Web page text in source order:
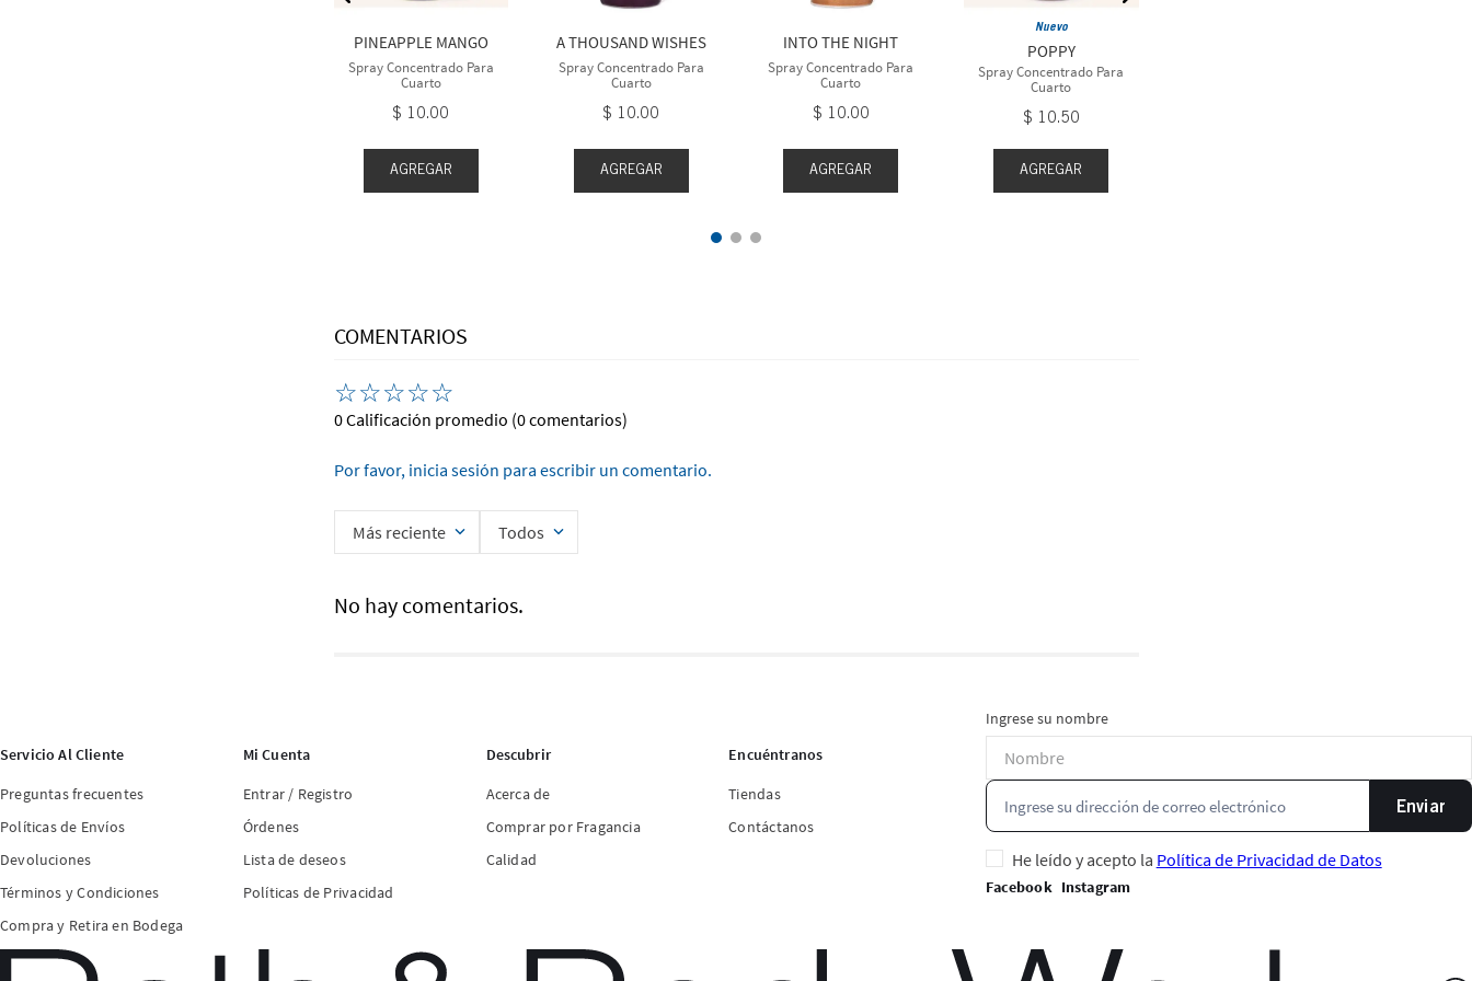
PINEAPPLE MANGO
Spray Concentrado Para
Cuarto
$ 10.00
AGREGAR
A THOUSAND WISHES
Spray Concentrado Para
Cuarto
$ 10.00
AGREGAR
INTO THE NIGHT
Spray Concentrado Para
Cuarto
$ 10.00
AGREGAR
Nuevo
POPPY
Spray Concentrado Para
Cuarto
$ 10.50
AGREGAR
COMENTARIOS
☆☆☆☆☆
0 Calificación promedio (0 comentarios)
Por favor, inicia sesión para escribir un comentario.
Más reciente Todos
No hay comentarios.
Servicio Al Cliente
Preguntas frecuentes
Políticas de Envíos
Devoluciones
Términos y Condiciones
Compra y Retira en Bodega
Mi Cuenta
Entrar / Registro
Órdenes
Lista de deseos
Políticas de Privacidad
Descubrir
Acerca de
Comprar por Fragancia
Calidad
Encuéntranos
Tiendas
Contáctanos
Ingrese su nombre
Enviar
He leído y acepto la Política de Privacidad de Datos